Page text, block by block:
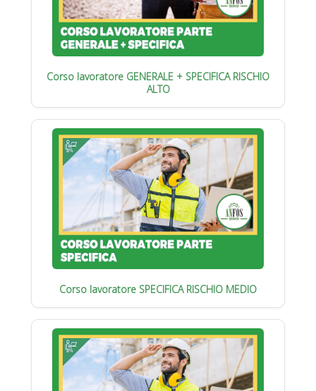
Corso lavoratore GENERALE + SPECIFICA RISCHIO
ALTO
Corso lavoratore SPECIFICA RISCHIO MEDIO